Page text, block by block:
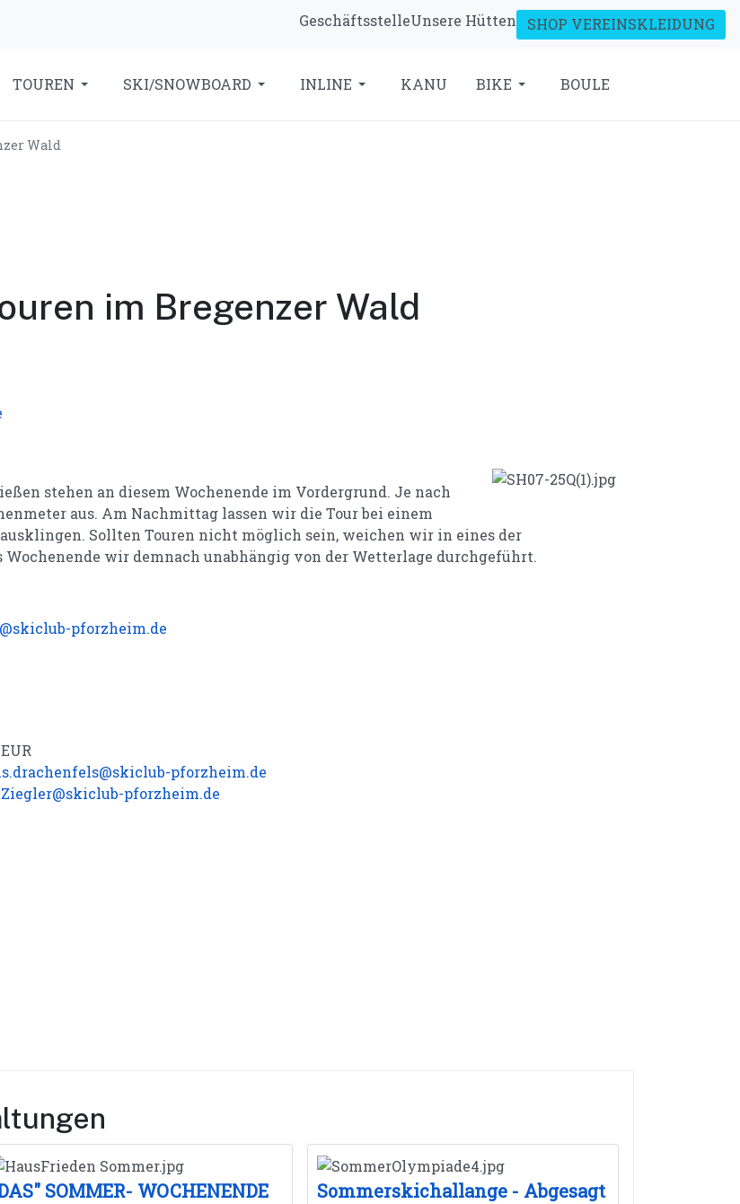
GeschäftsstelleUnsere Hütten SHOP VEREINSKLEIDUNG
TOUREN SKI/SNOWBOARD INLINE KANU BIKE BOULE
Wald
im Bregenzer Wald
stehen an diesem Wochenende im Vordergrund. Je nach
aus. Am Nachmittag lassen wir die Tour bei einem
Sollten Touren nicht möglich sein, weichen wir in eines der
Wochenende wir demnach unabhängig von der Wetterlage durchgeführt.
pforzheim.de
pforzheim.de
pforzheim.de
SOMMER- WOCHENENDE
Sommerskichallange - Abgesagt